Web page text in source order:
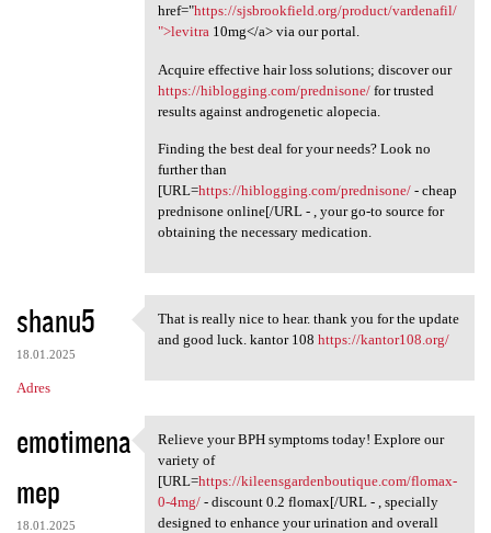
href="https://sjsbrookfield.org/product/vardenafil/
">levitra10mg</a> via our portal.
Acquire effective hair loss solutions; discover our
https://hiblogging.com/prednisone/for trusted
results against androgenetic alopecia.
Finding the best deal for your needs? Look no
further than
[URL=https://hiblogging.com/prednisone/- cheap
prednisone online[/URL - , your go-to source for
obtaining the necessary medication.
shanu5
18.01.2025
Adres
That is really nice to hear.
That is really nice to hear. thank you for the update
and good luck. kantor 108 https://kantor108.org/
emotimena
mep
18.01.2025
Relieve your BPH symptoms
Relieve your BPH symptoms today! Explore our
variety of
[URL=https://kileensgardenboutique.com/flomax-
0-4mg/- discount 0.2 flomax[/URL - , specially
designed to enhance your urination and overall